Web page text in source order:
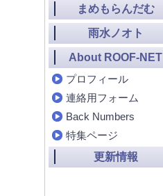
まめもらんだむ
雨水ノオト
About ROOF-NET
プロフィール
連絡用フォーム
Back Numbers
特集ページ
更新情報